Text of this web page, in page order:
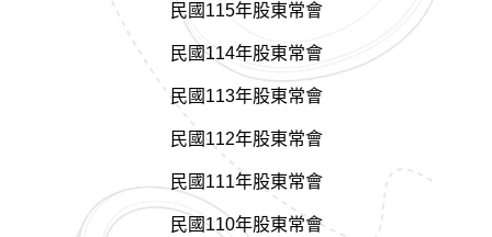
民國115年股東常會
民國114年股東常會
民國113年股東常會
民國112年股東常會
民國111年股東常會
民國110年股東常會